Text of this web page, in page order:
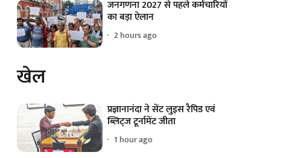
जनगणना 2027 से पहले कर्मचारियों
का बड़ा ऐलान
2 hours ago
खेल
प्रज्ञानानंदा ने सेंट लुइस रैपिड एवं
ब्लिट्ज टूर्नामेंट जीता
1 hour ago